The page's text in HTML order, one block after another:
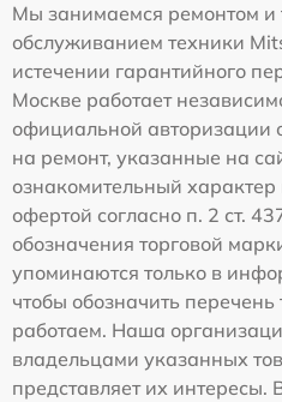
Мы занимаемся ремонтом и
обслуживанием техники
истечении гарантийного
Москве работает
официальной авторизации
на ремонт, указанные на
ознакомительный
офертой согласно п. 2 ст.
обозначения торговой
упоминаются только в
чтобы обозначить
работаем. Наша
владельцами указанных
представляет их